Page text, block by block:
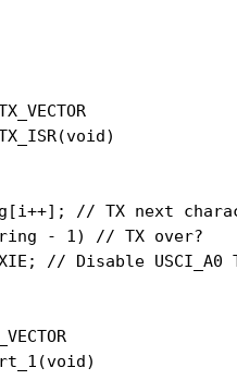
// TX next
- 1) // TX over?
// Disable USCI_A0